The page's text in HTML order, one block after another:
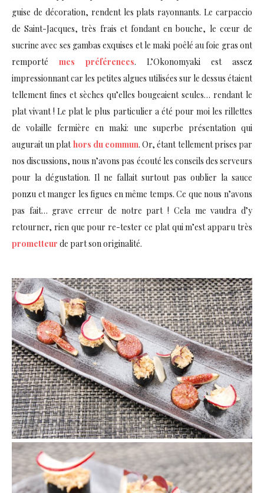
guise de décoration, rendent les plats rayonnants. Le carpaccio
de Saint-Jacques, très frais et fondant en bouche, le cœur de
sucrine avec ses gambas exquises et le maki poêlé au foie gras ont
remporté mes préférences. L’Okonomyaki est assez
impressionnant car les petites algues utilisées sur le dessus étaient
tellement fines et sèches qu’elles bougeaient seules… rendant le
plat vivant ! Le plat le plus particulier a été pour moi les rillettes
de volaille fermière en maki: une superbe présentation qui
augurait un plathors du commun. Or, étant tellement prises par
nos discussions, nous n’avons pas écouté les conseils des serveurs
pour la dégustation. Il ne fallait surtout pas oublier la sauce
ponzu et manger les figues en même temps. Ce que nous n’avons
pas fait… grave erreur de notre part ! Cela me vaudra d’y
retourner, rien que pour re-tester ce plat qui m’est apparu très
prometteur de part son originalité.